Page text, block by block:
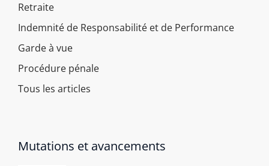
Retraite
Indemnité de Responsabilité et de Performance
Garde à vue
Procédure pénale
Tous les articles
Mutations et avancements